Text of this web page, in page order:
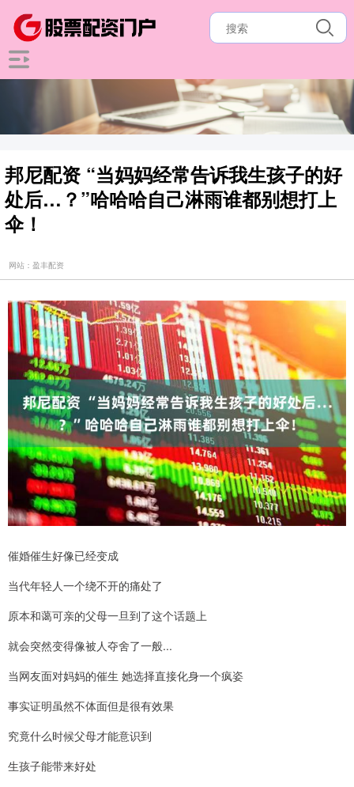
邦尼配资 “当妈妈经常告诉我生孩子的好
处后…？”哈哈哈自己淋雨谁都别想打上
伞！
网站：盈丰配资
催婚催生好像已经变成
当代年轻人一个绕不开的痛处了
原本和蔼可亲的父母一旦到了这个话题上
就会突然变得像被人夺舍了一般...
当网友面对妈妈的催生 她选择直接化身一个疯姿
事实证明虽然不体面但是很有效果
究竟什么时候父母才能意识到
生孩子能带来好处